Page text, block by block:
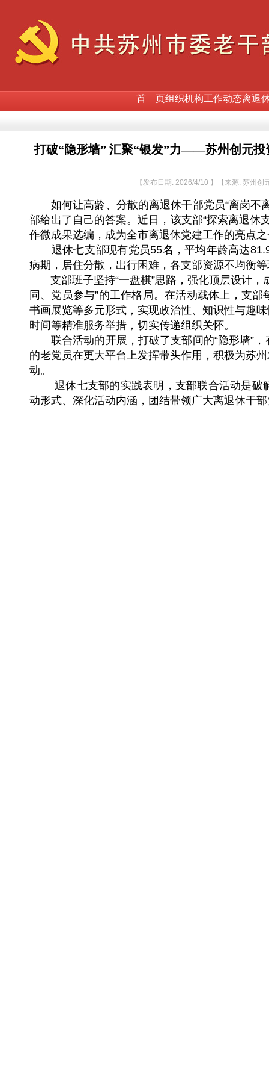
首 页组织机构工作动态离退
打破“隐形墙” 汇聚“银发”力——苏州创元投
【发布日期: 2026/4/10 】【来源: 苏州
如何让高龄、分散的离退休干部党员“离岗不
部给出了自己的答案。近日，该支部“探索离退休
作微成果选编，成为全市离退休党建工作的亮点
退休七支部现有党员55名，平均年龄高达
病期，居住分散，出行困难，各支部资源不均衡
支部班子坚持“一盘棋”思路，强化顶层设计，
同、党员参与”的工作格局。在活动载体上，支
书画展览等多元形式，实现政治性、知识性与趣
时间等精准服务举措，切实传递组织关怀。
联合活动的开展，打破了支部间的“隐形墙”，
的老党员在更大平台上发挥带头作用，积极为苏
动。
退休七支部的实践表明，支部联合活动是破
动形式、深化活动内涵，团结带领广大离退休干